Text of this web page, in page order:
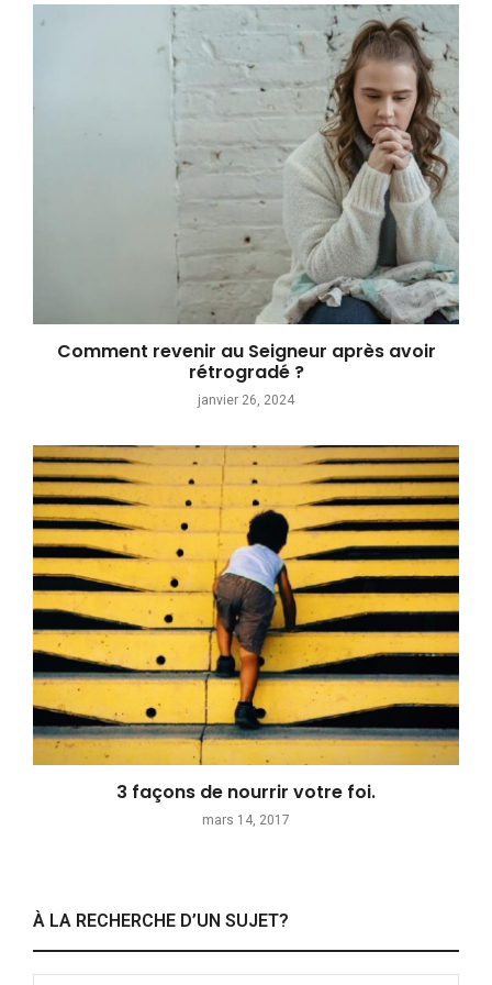
Comment revenir au Seigneur après avoir
rétrogradé ?
janvier 26, 2024
3 façons de nourrir votre foi.
mars 14, 2017
À LA RECHERCHE D’UN SUJET?